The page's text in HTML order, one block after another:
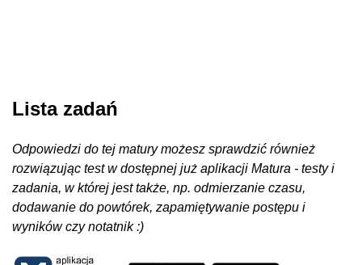
Lista zadań
Odpowiedzi do tej matury możesz sprawdzić również
rozwiązując test w dostępnej już aplikacji Matura - testy i
zadania, w której jest także, np. odmierzanie czasu,
dodawanie do powtórek, zapamiętywanie postępu i
wyników czy notatnik :)